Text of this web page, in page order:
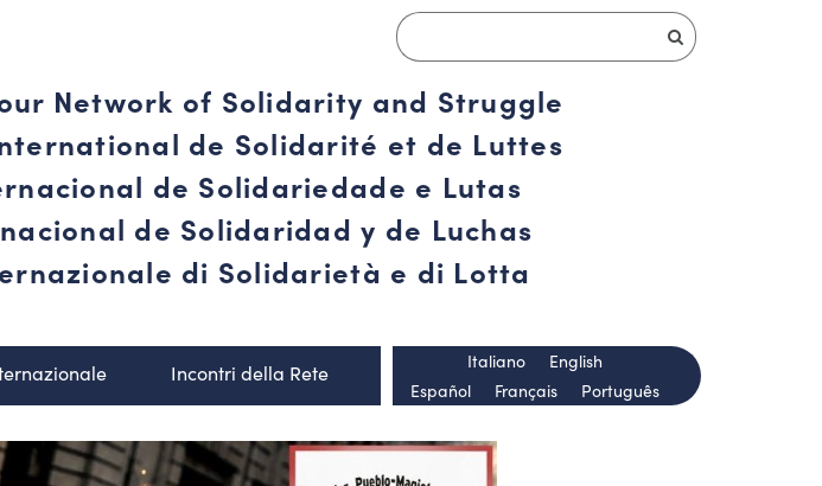
Network of Solidarity and Struggle
de Solidarité et de Luttes
de Solidariedade e Lutas
de Solidaridad y de Luchas
di Solidarietà e di Lotta
Incontri della Rete
Español Français Português
Italiano English